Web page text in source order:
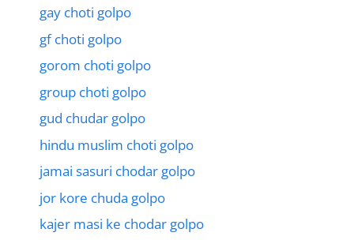
gay choti golpo
gf choti golpo
gorom choti golpo
group choti golpo
gud chudar golpo
hindu muslim choti golpo
jamai sasuri chodar golpo
jor kore chuda golpo
kajer masi ke chodar golpo